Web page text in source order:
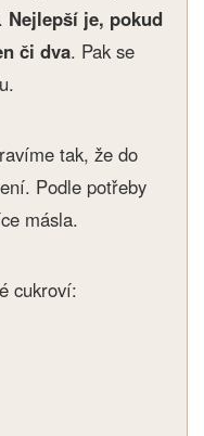
Nejlepší je, pokud
či dva. Pak se
tak, že do
Podle potřeby
másla.
cukroví: